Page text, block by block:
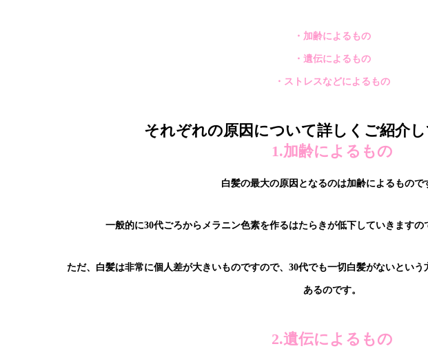
・加齢によるもの
・遺伝によるもの
・ストレスなどによるもの
それぞれの原因について詳しくご紹介し
1.加齢によるもの
白髪の最大の原因となるのは加齢によるもので
一般的に30代ごろからメラニン色素を作るはたらきが低下していきますの
ただ、白髪は非常に個人差が大きいものですので、30代でも一切白髪がないとい
あるのです。
2.遺伝によるもの